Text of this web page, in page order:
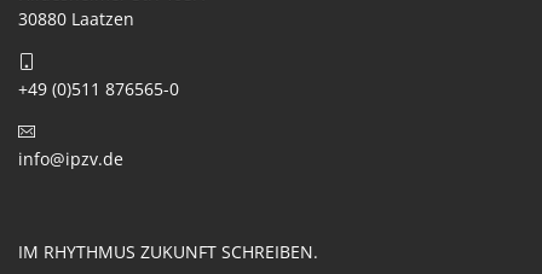
30880 Laatzen
+49 (0)511 876565-0
info@ipzv.de
IM RHYTHMUS ZUKUNFT SCHREIBEN.